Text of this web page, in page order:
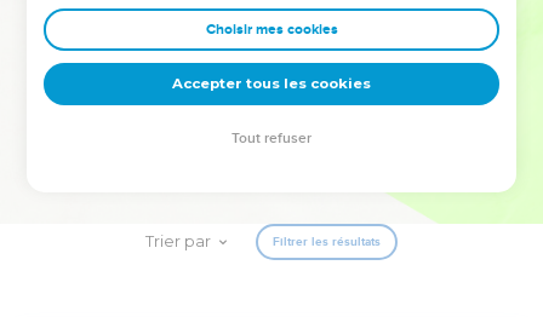
clés pour avancer avec plus de sagesse afin que leurs erreurs
deviennent vos tremplins. Que vous guidiez un ministère, une
équipe, un groupe ou une famille, leur expérience est faite
pour vous.
Trier par Filtrer les résultats
Choisir mes cookies
Accepter tous les cookies
Tout refuser